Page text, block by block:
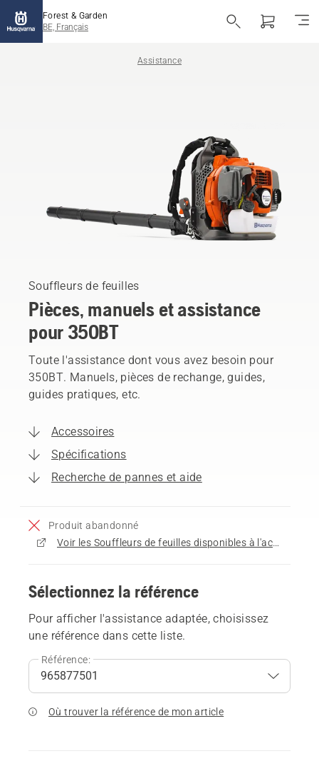
Forest & Garden
BE, Français
Assistance
Souffleurs de feuilles
Pièces, manuels et assistance
pour 350BT
Toute l'assistance dont vous avez besoin pour
350BT. Manuels, pièces de rechange, guides,
guides pratiques, etc.
Accessoires
Spécifications
Recherche de pannes et aide
Produit abandonné
Voir les Souffleurs de feuilles disponibles à l'achat
Sélectionnez la référence
Pour afficher l'assistance adaptée, choisissez
une référence dans cette liste.
Référence:
Où trouver la référence de mon article